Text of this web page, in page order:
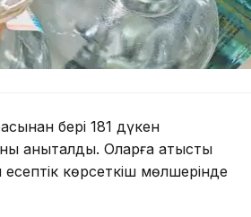
бері 181 дүкен
анықталды. Оларға қатысты
көрсеткіш мөлшерінде